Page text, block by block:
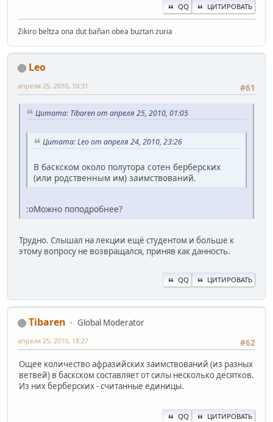
QQ ЦИТИРОВАТЬ
Zikiro beltza ona dut bañan obea buztan zuria
Leo
#61
апреля 25, 2010, 10:31
Цитата: Tibaren от апреля 25, 2010, 01:05
Цитата: Leo от апреля 24, 2010, 23:26
В баскском около полутора сотен берберских
(или родственным им) заимствований.
:oМожно поподробнее?
Трудно. Слышал на лекции ещё студентом и больше к
этому вопросу не возвращался, приняв как данность.
QQ ЦИТИРОВАТЬ
Tibaren
Global Moderator
#62
апреля 25, 2010, 18:27
Ощее количество афразийских заимствований (из разных
ветвей) в баскском составляет от силы несколько десятков.
Из них берберских - считанные единицы.
QQ ЦИТИРОВАТЬ